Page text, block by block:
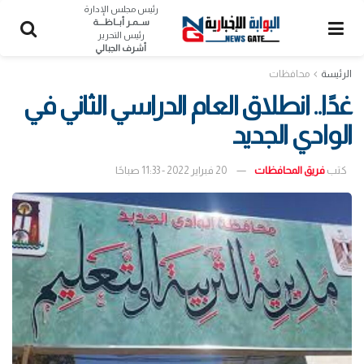
رئيس مجلس الإدارة
ســمـر أبــاظــــة
رئيس التحرير
أشرف الجبالي
الرئيسة محافظات
غدًا.. انطلاق العام الدراسي الثاني في
الوادي الجديد
كتب فريق المحافظات 20 فبراير 2022 - 11:33 صباحًا